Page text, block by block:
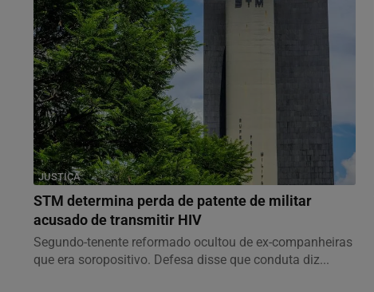
JUSTIÇA
STM determina perda de patente de militar
acusado de transmitir HIV
Segundo-tenente reformado ocultou de ex-companheiras
que era soropositivo. Defesa disse que conduta diz...